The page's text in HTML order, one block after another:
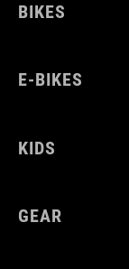
BIKES
E-BIKES
KIDS
GEAR